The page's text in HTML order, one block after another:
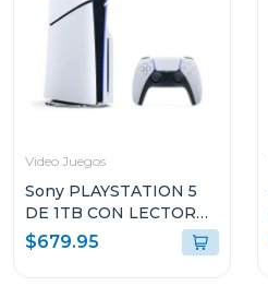
Video Juegos
Sony PLAYSTATION 5
DE 1TB CON LECTOR
DE DISCO CFI2115
$679.95